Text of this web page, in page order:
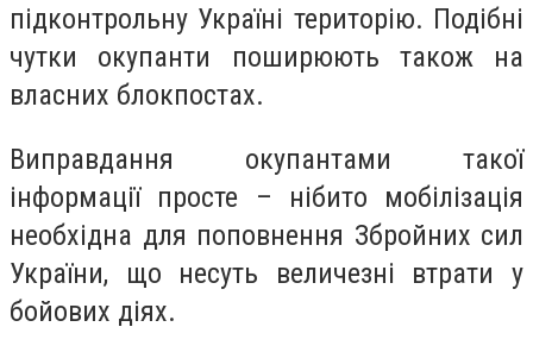
підконтрольну Україні територію. Подібні
чутки окупанти поширюють також на
власних блокпостах.
Виправдання окупантами такої
інформації просте – нібито мобілізація
необхідна для поповнення Збройних сил
України, що несуть величезні втрати у
бойових діях.